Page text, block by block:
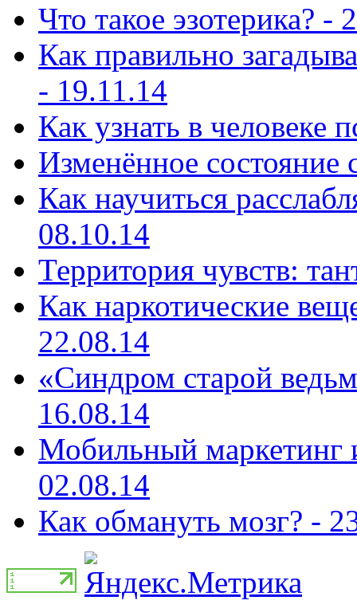
Что такое эзотерика? -
Как правильно
- 19.11.14
Как узнать в человеке
Изменённое состояние
Как научиться
08.10.14
Территория чувств:
Как наркотические
22.08.14
«Синдром старой
16.08.14
Мобильный маркетинг
02.08.14
Как обмануть мозг? -